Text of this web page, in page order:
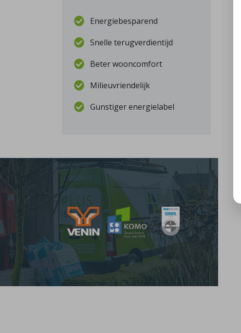
Energiebesparend
Snelle terugverdientijd
Beter wooncomfort
Milieuvriendelijk
Gunstiger energielabel